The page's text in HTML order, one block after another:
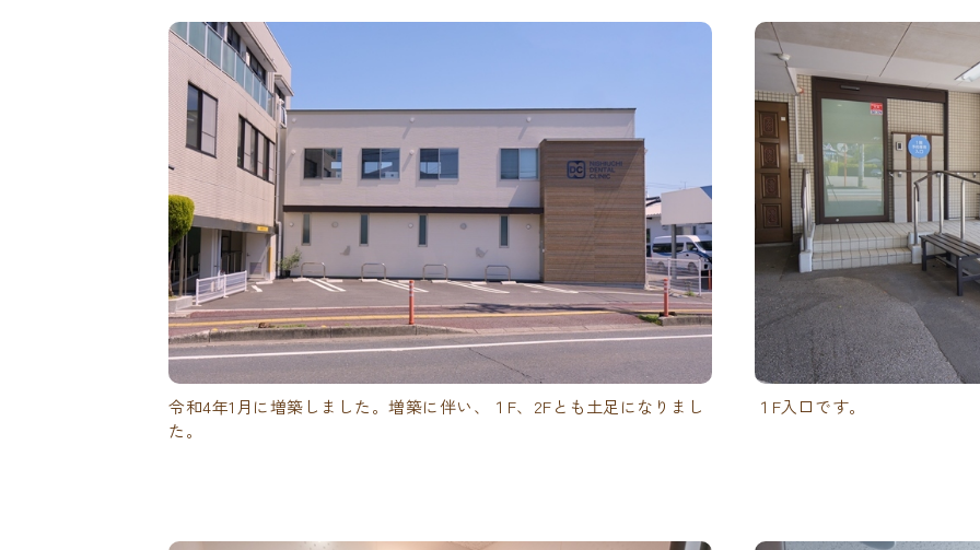
令和4年1月に増築しました。増築に伴い、１F、2Fとも土足になりまし
た。
１F入口です。